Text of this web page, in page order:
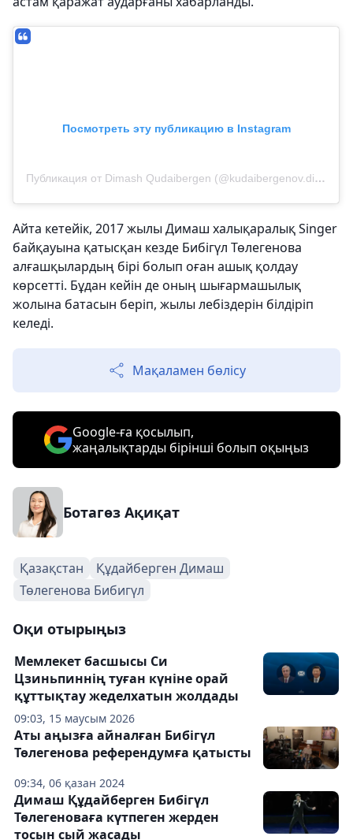
Посмотреть эту публикацию в Instagram
Публикация от Dimash Qudaibergen (@kudaibergenov.dimash)
Айта кетейік, 2017 жылы Димаш халықаралық Singer
байқауына қатысқан кезде Бибігүл Төлегенова
алғашқылардың бірі болып оған ашық қолдау
көрсетті. Бұдан кейін де оның шығармашылық
жолына батасын беріп, жылы лебіздерін білдіріп
келеді.
Мақаламен бөлісу
Google-ға қосылып,
жаңалықтарды бірінші болып оқыңыз
Ботагөз Ақиқат
Қазақстан
Құдайберген Димаш
Төлегенова Бибигүл
Оқи отырыңыз
09:03, 15 маусым 2026
Мемлекет басшысы Си
Цзиньпиннің туған күніне орай
құттықтау жеделхатын жолдады
09:34, 06 қазан 2024
Аты аңызға айналған Бибігүл
Төлегенова референдумға қатысты
Димаш Құдайберген Бибігүл
Төлегеноваға күтпеген жерден
тосын сый жасады